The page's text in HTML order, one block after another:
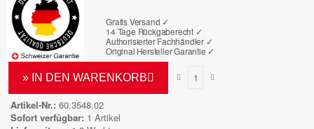
Gratis Versand ✓
14 Tage Rückgaberecht ✓
Authorisierter Fachhändler ✓
Original Hersteller Garantie ✓
» IN DEN WARENKORB
Artikel-Nr. 60.3548.02
Sofort verfügbar 1 Artikel